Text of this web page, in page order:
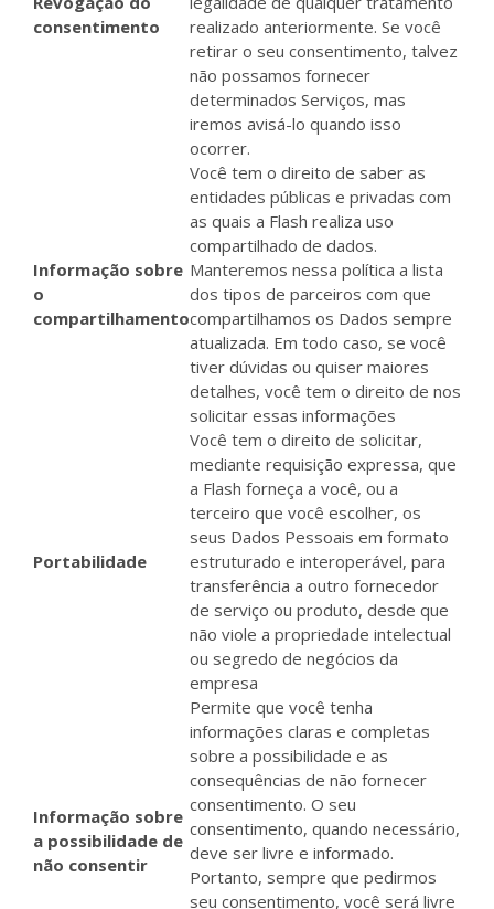
consentimento
realizado anteriormente. Se você
retirar o seu consentimento, talvez
não possamos fornecer
determinados Serviços, mas
iremos avisá-lo quando isso
ocorrer.
Informação sobre
o
compartilhamento
Você tem o direito de saber as
entidades públicas e privadas com
as quais a Flash realiza uso
compartilhado de dados.
Manteremos nessa política a lista
dos tipos de parceiros com que
compartilhamos os Dados sempre
atualizada. Em todo caso, se você
tiver dúvidas ou quiser maiores
detalhes, você tem o direito de nos
solicitar essas informações
Portabilidade
Você tem o direito de solicitar,
mediante requisição expressa, que
a Flash forneça a você, ou a
terceiro que você escolher, os
seus Dados Pessoais em formato
estruturado e interoperável, para
transferência a outro fornecedor
de serviço ou produto, desde que
não viole a propriedade intelectual
ou segredo de negócios da
empresa
Informação sobre
a possibilidade de
não consentir
Permite que você tenha
informações claras e completas
sobre a possibilidade e as
consequências de não fornecer
consentimento. O seu
consentimento, quando necessário,
deve ser livre e informado.
Portanto, sempre que pedirmos
seu consentimento, você será livre